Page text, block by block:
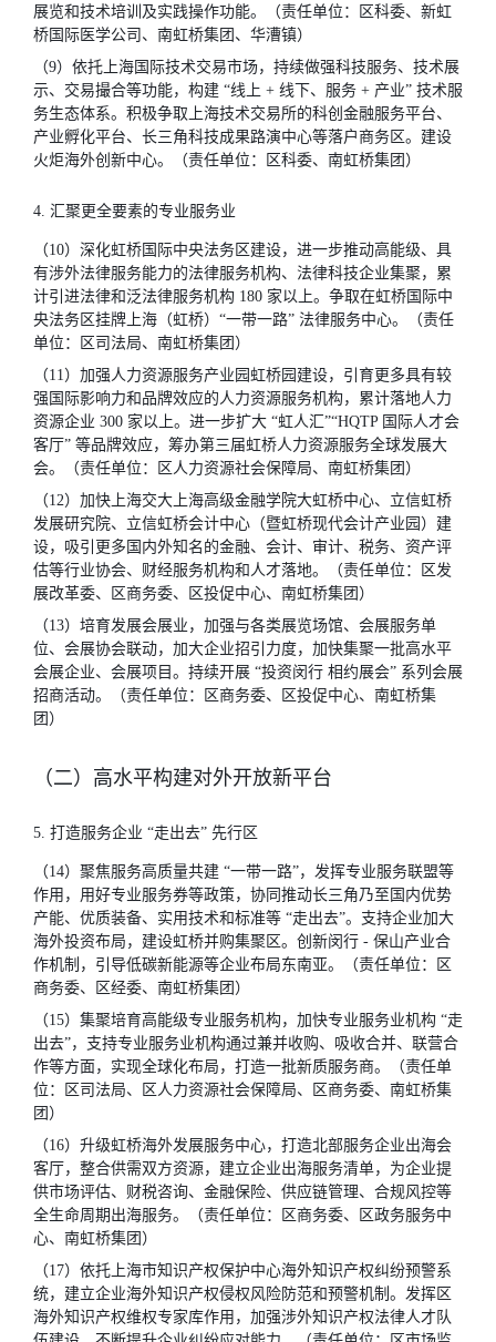
展览和技术培训及实践操作功能。（责任单位：区科委、新虹
桥国际医学公司、南虹桥集团、华漕镇）
（9）依托上海国际技术交易市场，持续做强科技服务、技术展
示、交易撮合等功能，构建 “线上 + 线下、服务 + 产业” 技术服
务生态体系。积极争取上海技术交易所的科创金融服务平台、
产业孵化平台、长三角科技成果路演中心等落户商务区。建设
火炬海外创新中心。（责任单位：区科委、南虹桥集团）
4. 汇聚更全要素的专业服务业
（10）深化虹桥国际中央法务区建设，进一步推动高能级、具
有涉外法律服务能力的法律服务机构、法律科技企业集聚，累
计引进法律和泛法律服务机构 180 家以上。争取在虹桥国际中
央法务区挂牌上海（虹桥）“一带一路” 法律服务中心。（责任
单位：区司法局、南虹桥集团）
（11）加强人力资源服务产业园虹桥园建设，引育更多具有较
强国际影响力和品牌效应的人力资源服务机构，累计落地人力
资源企业 300 家以上。进一步扩大 “虹人汇”“HQTP 国际人才会
客厅” 等品牌效应，筹办第三届虹桥人力资源服务全球发展大
会。（责任单位：区人力资源社会保障局、南虹桥集团）
（12）加快上海交大上海高级金融学院大虹桥中心、立信虹桥
发展研究院、立信虹桥会计中心（暨虹桥现代会计产业园）建
设，吸引更多国内外知名的金融、会计、审计、税务、资产评
估等行业协会、财经服务机构和人才落地。（责任单位：区发
展改革委、区商务委、区投促中心、南虹桥集团）
（13）培育发展会展业，加强与各类展览场馆、会展服务单
位、会展协会联动，加大企业招引力度，加快集聚一批高水平
会展企业、会展项目。持续开展 “投资闵行 相约展会” 系列会展
招商活动。（责任单位：区商务委、区投促中心、南虹桥集
团）
（二）高水平构建对外开放新平台
5. 打造服务企业 “走出去” 先行区
（14）聚焦服务高质量共建 “一带一路”，发挥专业服务联盟等
作用，用好专业服务券等政策，协同推动长三角乃至国内优势
产能、优质装备、实用技术和标准等 “走出去”。支持企业加大
海外投资布局，建设虹桥并购集聚区。创新闵行 - 保山产业合
作机制，引导低碳新能源等企业布局东南亚。（责任单位：区
商务委、区经委、南虹桥集团）
（15）集聚培育高能级专业服务机构，加快专业服务业机构 “走
出去”，支持专业服务业机构通过兼并收购、吸收合并、联营合
作等方面，实现全球化布局，打造一批新质服务商。（责任单
位：区司法局、区人力资源社会保障局、区商务委、南虹桥集
团）
（16）升级虹桥海外发展服务中心，打造北部服务企业出海会
客厅，整合供需双方资源，建立企业出海服务清单，为企业提
供市场评估、财税咨询、金融保险、供应链管理、合规风控等
全生命周期出海服务。（责任单位：区商务委、区政务服务中
心、南虹桥集团）
（17）依托上海市知识产权保护中心海外知识产权纠纷预警系
统，建立企业海外知识产权侵权风险防范和预警机制。发挥区
海外知识产权维权专家库作用，加强涉外知识产权法律人才队